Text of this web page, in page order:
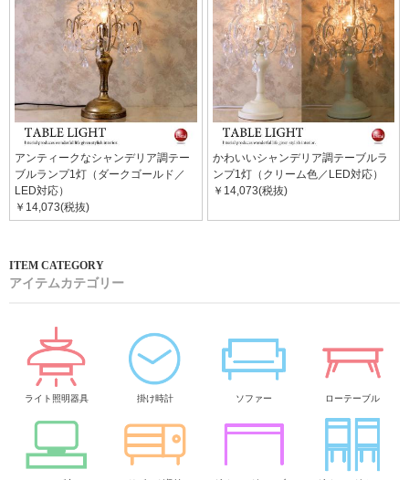
アンティークなシャンデリア調テー
ブルランプ1灯（ダークゴールド／
LED対応）
￥14,073(税抜)
かわいいシャンデリア調テーブルラ
ンプ1灯（クリーム色／LED対応）
￥14,073(税抜)
アイテムカテゴリー
ライト照明器具 掛け時計 ソファー ローテーブル